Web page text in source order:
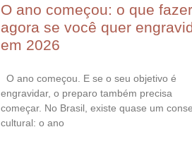
O ano começou: o que fazer
agora se você quer
em 2026
O ano começou. E se o seu objetivo é
engravidar, o preparo também precisa
começar. No Brasil, existe quase um
cultural: o ano